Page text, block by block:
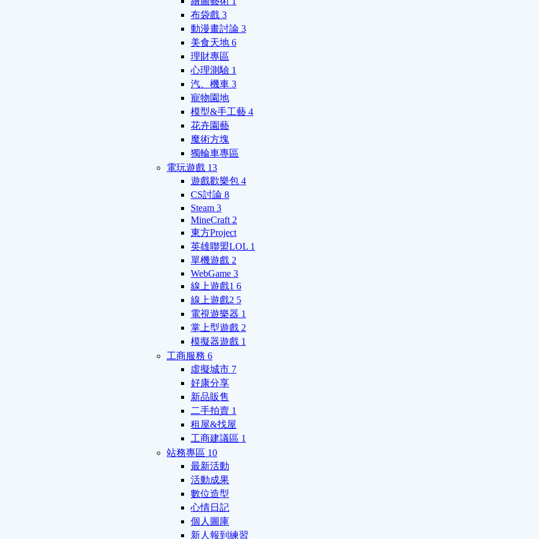
布袋戲 3
動漫畫討論 3
美食天地 6
理財專區
心理測驗 1
汽、機車 3
寵物園地
模型&手工藝 4
花卉園藝
魔術方塊
獨輪車專區
電玩遊戲 13
遊戲歡樂包 4
CS討論 8
Steam 3
MineCraft 2
東方Project
英雄聯盟LOL 1
單機遊戲 2
WebGame 3
線上遊戲1 6
線上遊戲2 5
電視遊樂器 1
掌上型遊戲 2
模擬器遊戲 1
工商服務 6
虛擬城市 7
好康分享
新品販售
二手拍賣 1
租屋&找屋
工商建議區 1
站務專區 10
最新活動
活動成果
數位造型
心情日記
個人圖庫
新人報到練習